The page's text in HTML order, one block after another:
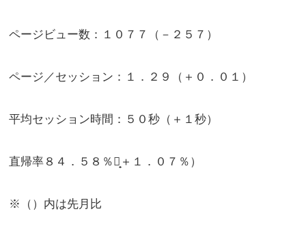
ページビュー数：１０７７（－２５７）
ページ／セッション：１．２９（＋０．０１）
平均セッション時間：５０秒（＋１秒）
直帰率８４．５８％（̟＋１．０７％）
※（）内は先月比